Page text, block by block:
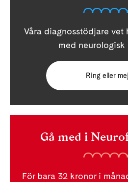
Våra diagnosstödjare vet
med neurologisk
Ring eller
Gå med i
För bara 32 kronor i